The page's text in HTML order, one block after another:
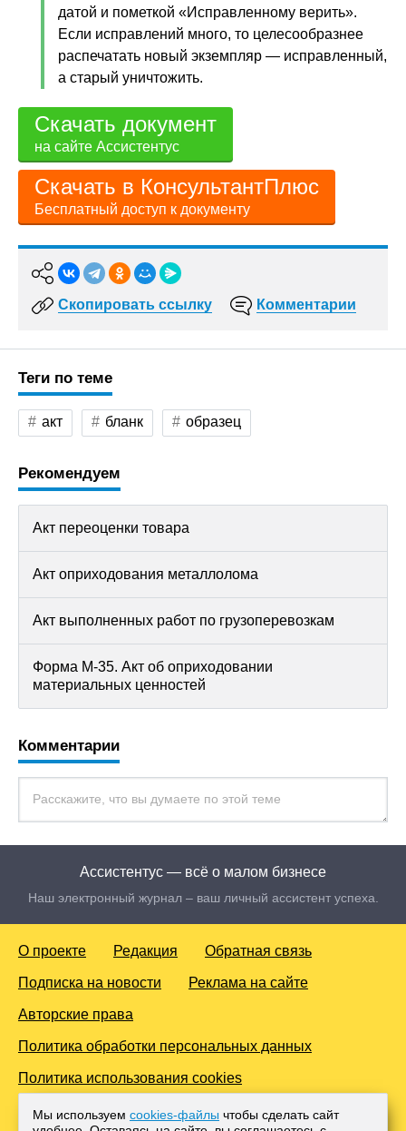
датой и пометкой «Исправленному верить».
Если исправлений много, то целесообразнее
распечатать новый экземпляр — исправленный,
а старый уничтожить.
Скачать документ
на сайте Ассистентус
Скачать в КонсультантПлюс
Бесплатный доступ к документу
Скопировать ссылку Комментарии
Теги по теме
акт бланк образец
Рекомендуем
Акт переоценки товара
Акт оприходования металлолома
Акт выполненных работ по грузоперевозкам
Форма М-35. Акт об оприходовании
материальных ценностей
Комментарии
Ассистентус — всё о малом бизнесе
Наш электронный журнал – ваш личный ассистент успеха.
О проекте Редакция Обратная связь
Подписка на новости Реклама на сайте
Авторские права
Политика обработки персональных данных
Политика использования cookies
© 2016-2026 Все права защищены. Для лиц старше 18 лет.
Любое копирование материалов и тиражирование в сети
Мы используем cookies-файлы чтобы сделать сайт